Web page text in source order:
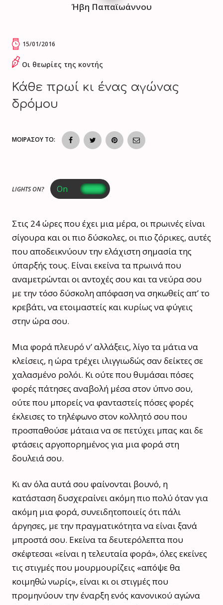
Ήβη Παπαϊωάννου
15/01/2016
Οι θεωρίες της κοντής
Κάθε πρωί κι ένας αγώνας
δρόμου
ΜΟΙΡΑΣΟΥ ΤΟ:
LIGHTS ON?
Στις 24 ώρες που έχει μια μέρα, οι πρωινές είναι
σίγουρα και οι πιο δύσκολες, οι πιο ζόρικες, αυτές
που αποδεικνύουν την ελάχιστη σημασία της
ύπαρξής τους. Είναι εκείνα τα πρωινά που
αναμετρώνται οι αντοχές σου και τα νεύρα σου
με την τόσο δύσκολη απόφαση να σηκωθείς απ’ το
κρεβάτι, να ετοιμαστείς και κυρίως να φύγεις
στην ώρα σου.
Μια φορά πλευρό ν’ αλλάξεις, λίγο τα μάτια να
κλείσεις, η ώρα τρέχει ιλιγγιωδώς σαν δείκτες σε
χαλασμένο ρολόι. Κι ούτε που θυμάσαι πόσες
φορές πάτησες αναβολή μέσα στον ύπνο σου,
ούτε που μπορείς να φανταστείς πόσες φορές
έκλεισες το τηλέφωνο στον κολλητό σου που
προσπαθούσε μάταια να σε πετύχει μπας και δε
φτάσεις αργοπορημένος για μια φορά στη
δουλειά σου.
Κι αν όλα αυτά σου φαίνονται βουνό, η
κατάσταση δυσχεραίνει ακόμη πιο πολύ όταν για
ακόμη μια φορά, συνειδητοποιείς ότι πάλι
άργησες, με την πραγματικότητα να είναι ξανά
μπροστά σου. Εκείνα τα δευτερόλεπτα που
σκέφτεσαι «είναι η τελευταία φορά», όλες εκείνες
τις στιγμές που μουρμουρίζεις «απόψε θα
κοιμηθώ νωρίς», είναι κι οι στιγμές που
προμηνύουν την έναρξη ενός κανονικού αγώνα